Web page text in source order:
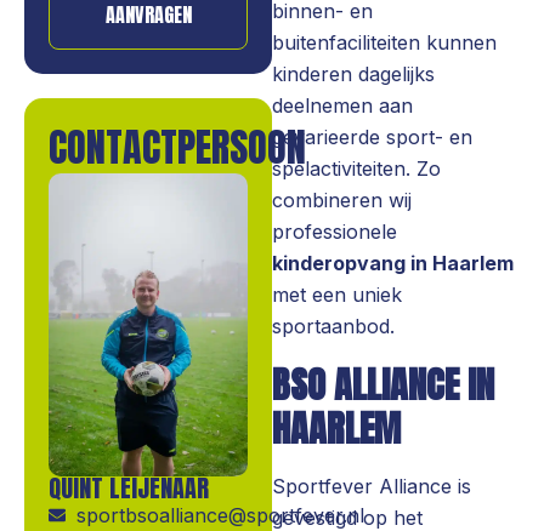
binnen- en
buitenfaciliteiten kunnen
kinderen dagelijks
deelnemen aan
gevarieerde sport- en
spelactiviteiten. Zo
combineren wij
professionele
kinderopvang in Haarlem
met een uniek
sportaanbod.
BSO ALLIANCE IN
HAARLEM
Sportfever Alliance is
gevestigd op het
AANVRAGEN
CONTACTPERSOON
QUINT LEIJENAAR
sportbsoalliance@sportfever.nl